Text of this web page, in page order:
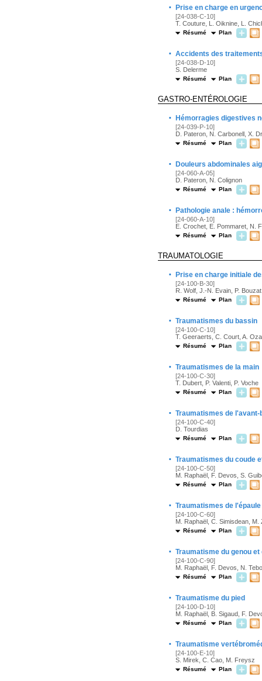
· Prise en charge en
[24-038-C-10]
T. Couture, L. Oiknine, L.
Résumé Plan
· Accidents des
[24-038-D-10]
S. Delerme
Résumé Plan
GASTRO-ENTÉROLOGIE
· Hémorragies digestives
[24-039-P-10]
D. Pateron, N. Carbonell, X.
Résumé Plan
· Douleurs abdominales
[24-060-A-05]
D. Pateron, N. Colignon
Résumé Plan
· Pathologie anale :
[24-060-A-10]
E. Crochet, E. Pommaret, N.
Résumé Plan
TRAUMATOLOGIE
· Prise en charge initiale
[24-100-B-30]
R. Wolf, J.-N. Evain, P. Bouzat
Résumé Plan
· Traumatismes du bassin
[24-100-C-10]
T. Geeraerts, C. Court, A.
Résumé Plan
· Traumatismes de la main
[24-100-C-30]
T. Dubert, P. Valenti, P. Voche
Résumé Plan
· Traumatismes de l'avant-
[24-100-C-40]
D. Tourdias
Résumé Plan
· Traumatismes du coude
[24-100-C-50]
M. Raphaël, F. Devos, S.
Résumé Plan
· Traumatismes de
[24-100-C-60]
M. Raphaël, C. Simisdean, M.
Résumé Plan
· Traumatisme du genou et
[24-100-C-90]
M. Raphaël, F. Devos, N.
Résumé Plan
· Traumatisme du pied
[24-100-D-10]
M. Raphaël, B. Sigaud, F.
Résumé Plan
· Traumatisme
[24-100-E-10]
S. Mirek, C. Cao, M. Freysz
Résumé Plan